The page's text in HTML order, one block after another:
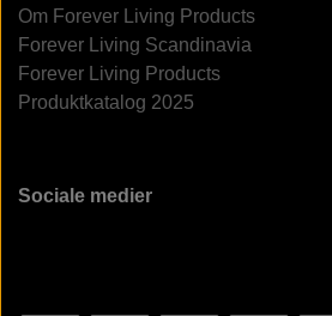
Om Forever Living Products
Forever Living Scandinavia
Forever Living Products
Produktkatalog 2025
Sociale medier